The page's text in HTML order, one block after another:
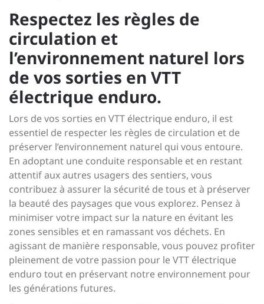
Respectez les règles de
circulation et
l’environnement naturel lors
de vos sorties en VTT
électrique enduro.
Lors de vos sorties en VTT électrique enduro, il est
essentiel de respecter les règles de circulation et de
préserver l’environnement naturel qui vous entoure.
En adoptant une conduite responsable et en restant
attentif aux autres usagers des sentiers, vous
contribuez à assurer la sécurité de tous et à préserver
la beauté des paysages que vous explorez. Pensez à
minimiser votre impact sur la nature en évitant les
zones sensibles et en ramassant vos déchets. En
agissant de manière responsable, vous pouvez profiter
pleinement de votre passion pour le VTT électrique
enduro tout en préservant notre environnement pour
les générations futures.